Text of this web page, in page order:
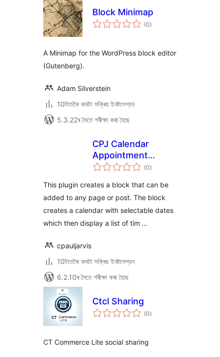
Block Minimap
(0টা
মুঠ)
A Minimap for the WordPress block editor
(Gutenberg).
Adam Silverstein
10টাতকৈ কমটা সক্ৰিয় ইনষ্টলেশ্যন
5.3.22ৰ সৈতে পৰীক্ষা কৰা হৈছে
CPJ Calendar
Appointment
Scheduler
(0টা
মুঠ)
This plugin creates a block that can be
added to any page or post. The block
creates a calendar with selectable dates
which then display a list of tim …
cpauljarvis
10টাতকৈ কমটা সক্ৰিয় ইনষ্টলেশ্যন
6.2.10ৰ সৈতে পৰীক্ষা কৰা হৈছে
Ctcl Sharing
(0টা
মুঠ)
CT Commerce Lite social sharing